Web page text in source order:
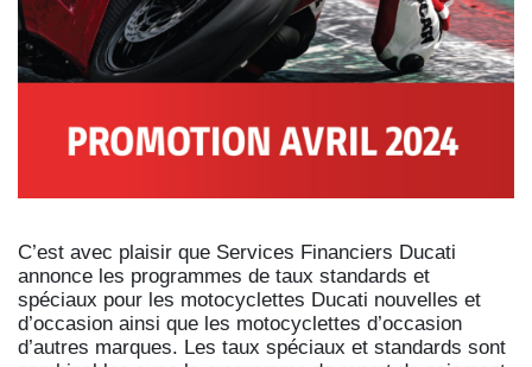
C’est avec plaisir que Services Financiers Ducati
annonce les programmes de taux standards et
spéciaux pour les motocyclettes Ducati nouvelles et
d’occasion ainsi que les motocyclettes d’occasion
d’autres marques. Les taux spéciaux et standards sont